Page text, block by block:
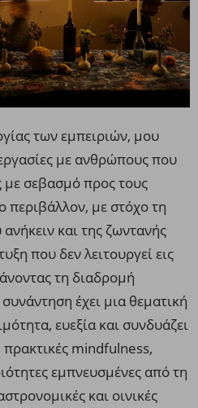
των εμπειριών, μου
με ανθρώπους που
με σεβασμό προς τους
περιβάλλον, με στόχο τη
και της ζωντανής
που δεν λειτουργεί εις
τη διαδρομή
έχει μια θεματική
ευεξία και συνδυάζει
πρακτικές mindfulness,
εμπνευσμένες από τη
και οινικές